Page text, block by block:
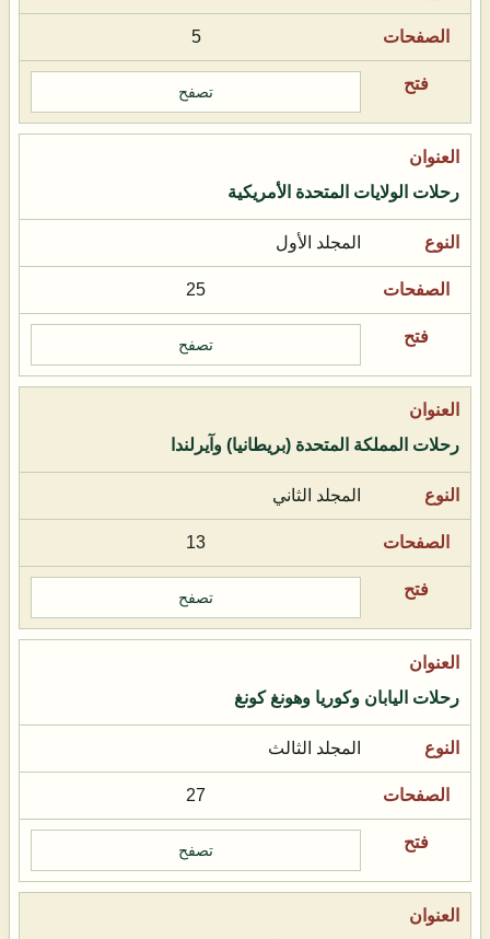
5
تصفح
رحلات الولايات المتحدة الأمريكية
المجلد الأول
25
تصفح
رحلات المملكة المتحدة (بريطانيا) وآيرلندا
المجلد الثاني
13
تصفح
رحلات اليابان وكوريا وهونغ كونغ
المجلد الثالث
27
تصفح